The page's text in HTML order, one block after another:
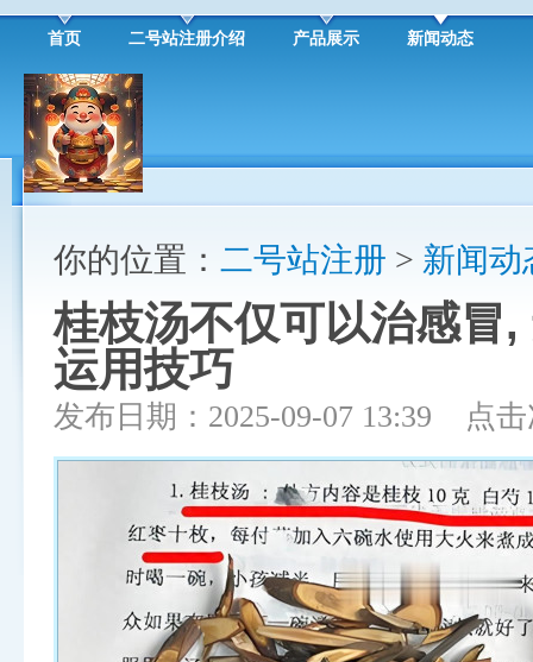
首页 二号站注册介绍 产品展示 新闻动态
你的位置： 二号站注册 > 新闻动
桂枝汤不仅可以治感冒
运用技巧
发布日期：2025-09-07 13:39 点击